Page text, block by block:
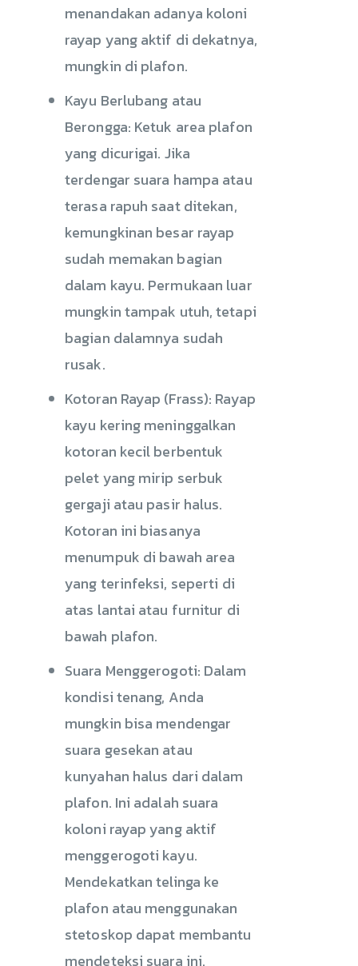
menandakan adanya koloni
rayap yang aktif di dekatnya,
mungkin di plafon.
Kayu Berlubang atau
Berongga: Ketuk area plafon
yang dicurigai. Jika
terdengar suara hampa atau
terasa rapuh saat ditekan,
kemungkinan besar rayap
sudah memakan bagian
dalam kayu. Permukaan luar
mungkin tampak utuh, tetapi
bagian dalamnya sudah
rusak.
Kotoran Rayap (Frass): Rayap
kayu kering meninggalkan
kotoran kecil berbentuk
pelet yang mirip serbuk
gergaji atau pasir halus.
Kotoran ini biasanya
menumpuk di bawah area
yang terinfeksi, seperti di
atas lantai atau furnitur di
bawah plafon.
Suara Menggerogoti: Dalam
kondisi tenang, Anda
mungkin bisa mendengar
suara gesekan atau
kunyahan halus dari dalam
plafon. Ini adalah suara
koloni rayap yang aktif
menggerogoti kayu.
Mendekatkan telinga ke
plafon atau menggunakan
stetoskop dapat membantu
mendeteksi suara ini.